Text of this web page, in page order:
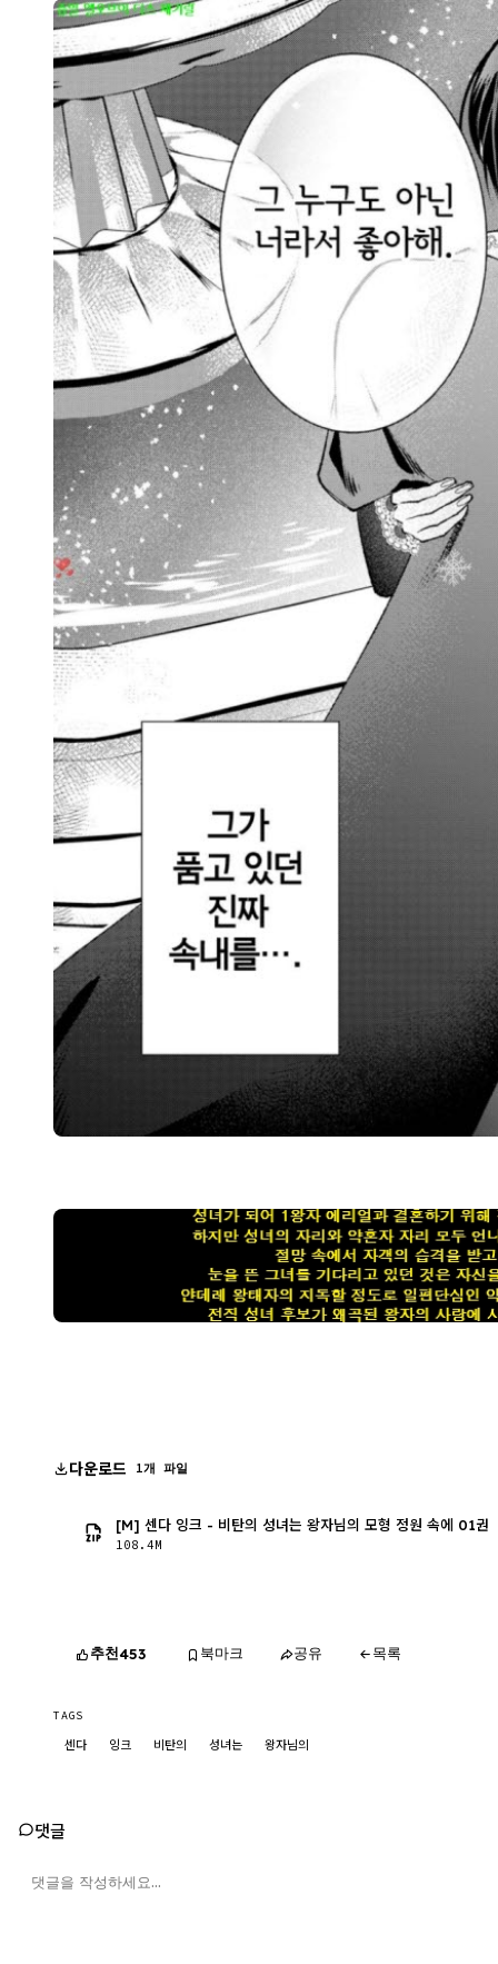
다운로드 1개 파일
[M] 센다 잉크 - 비탄의 성녀는 왕자님의 모형 정원 속에 01권
108.4M
추천453 북마크 공유 목록
TAGS
센다 잉크 비탄의 성녀는 왕자님의
댓글